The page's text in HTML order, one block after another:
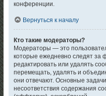
конференции.
Вернуться к началу
Кто такие модераторы?
Модераторы — это
которые ежедневно следят
редактировать или удалять
перемещать, удалять и
они отвечают. Основные
несоответствия содержания